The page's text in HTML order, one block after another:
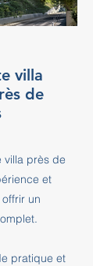
villa
de
villa près de
et
un
pratique et